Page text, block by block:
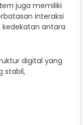
juga memiliki
interaksi
antara
digital yang
stabil,